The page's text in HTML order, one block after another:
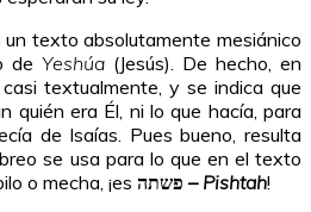
texto absolutamente mesiánico
de Yeshúa (Jesús). De hecho, en
textualmente, y se indica que
quién era Él, ni lo que hacía, para
de Isaías. Pues bueno, resulta
se usa para lo que en el texto
o mecha, ¡es
פשתה – Pishtah!